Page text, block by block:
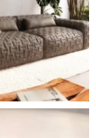
nebem.
je jen